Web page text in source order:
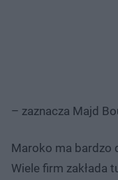
– zaznacza Majd
Maroko ma bardzo
Wiele firm zakłada